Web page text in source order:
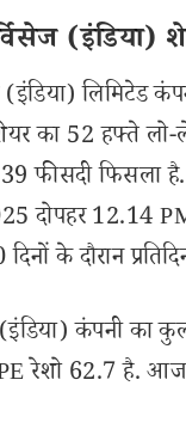
(इंडिया)
लिमिटेड
का 52 हफ्ते
फीसदी फिसला
दोपहर
के दौरान
कंपनी का
रेशो 62.7 है.